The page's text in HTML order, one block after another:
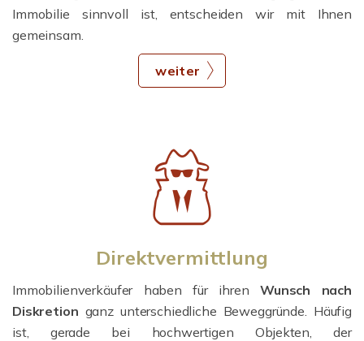
Immobilie sinnvoll ist, entscheiden wir mit Ihnen
gemeinsam.
weiter
Direktvermittlung
Immobilienverkäufer haben für ihrenWunsch nach
Diskretion ganz unterschiedliche Beweggründe. Häufig
ist, gerade bei hochwertigen Objekten, der